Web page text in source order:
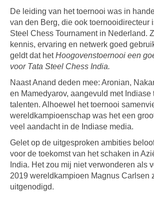
De leiding van het toernooi was in
van den Berg, die ook toernooidirecteur
Steel Chess Tournament in Nederland.
kennis, ervaring en netwerk goed
geldt dat hetHoogovenstoernooi een
voor Tata Steel Chess India.
Naast Anand deden mee: Aronian,
en Mamedyarov, aangevuld met Indiase
talenten. Alhoewel het toernooi
wereldkampioenschap was het een
veel aandacht in de Indiase media.
Gelet op de uitgesproken ambities
voor de toekomst van het schaken in
India. Het zou mij niet verwonderen als
2019 wereldkampioen Magnus Carlsen
uitgenodigd.